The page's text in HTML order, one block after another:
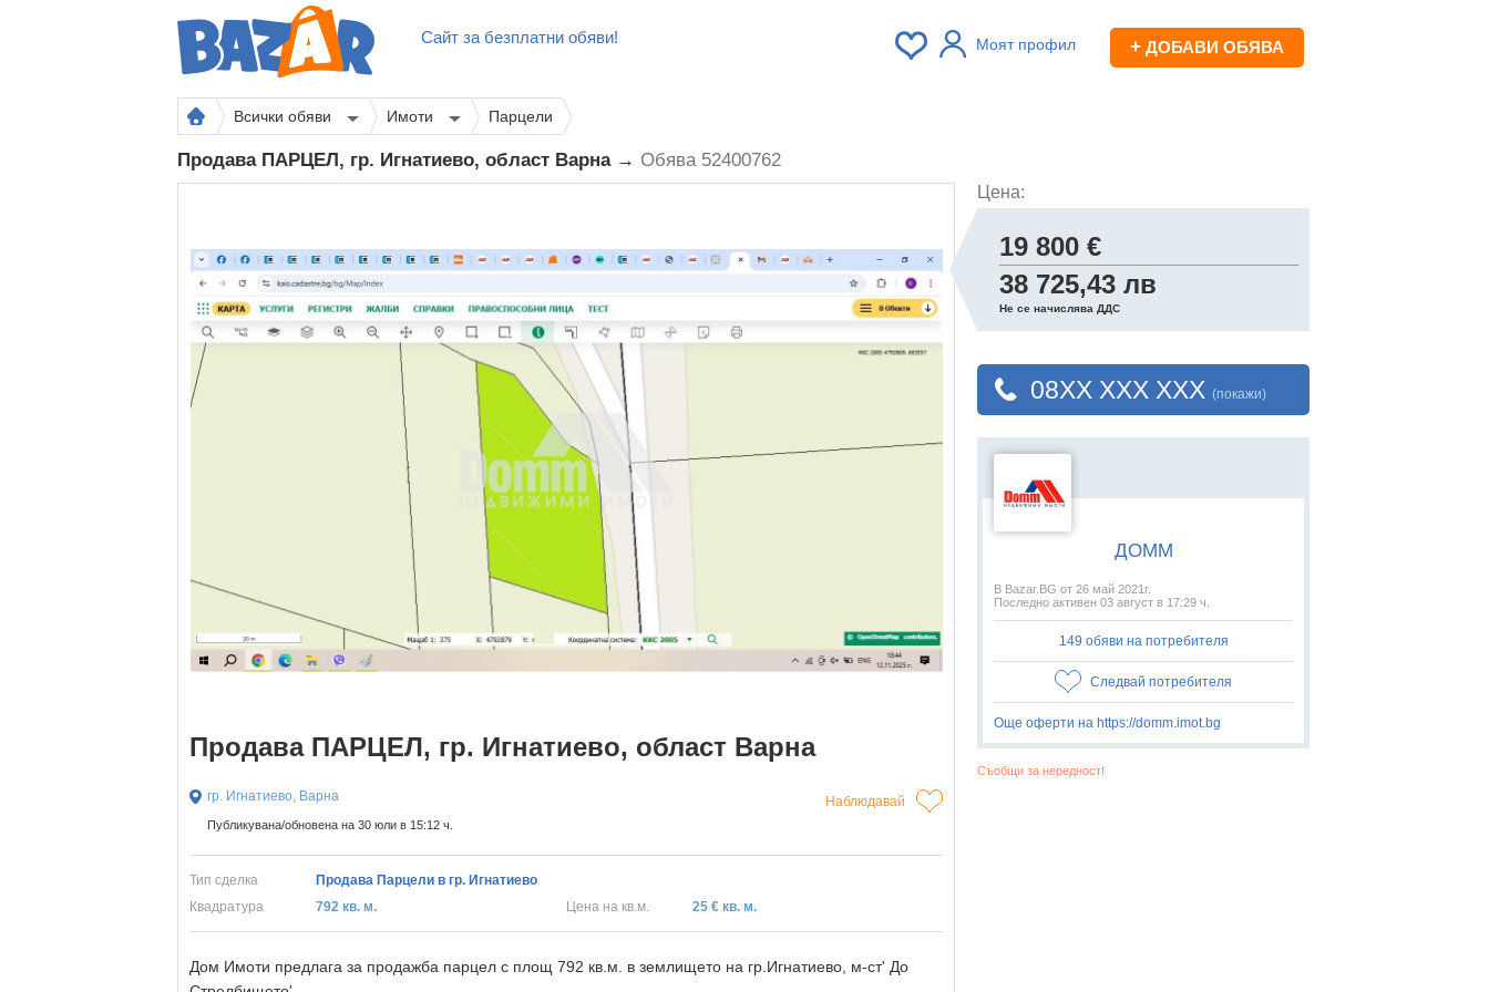
Сайт за безплатни обяви! Моят профил + ДОБАВИ ОБЯВА
Всички обяви Имоти Парцели
Продава ПАРЦЕЛ, гр. Игнатиево, област Варна → Обява 52400762
Продава ПАРЦЕЛ, гр. Игнатиево, област Варна
гр. Игнатиево, Варна Наблюдавай
Публикувана/обновена на 30 юли в 15:12 ч.
Тип сделка
Продава Парцели в гр. Игнатиево
Квадратура
792 кв. м. Цена на кв.м. 25 € кв. м.
Дом Имоти предлага за продажба парцел с площ 792 кв.м. в землището на гр.Игнатиево, м-ст' До
Цена:
19 800 €
38 725,43 лв
Не се начислява ДДС
08XX XXX XXX (покажи)
ДОММ
В Bazar.BG от 26 май 2021г.
Последно активен 03 август в 17:29 ч.
149 обяви на потребителя
Следвай потребителя
Още оферти на https://domm.imot.bg
Съобщи за нередност!